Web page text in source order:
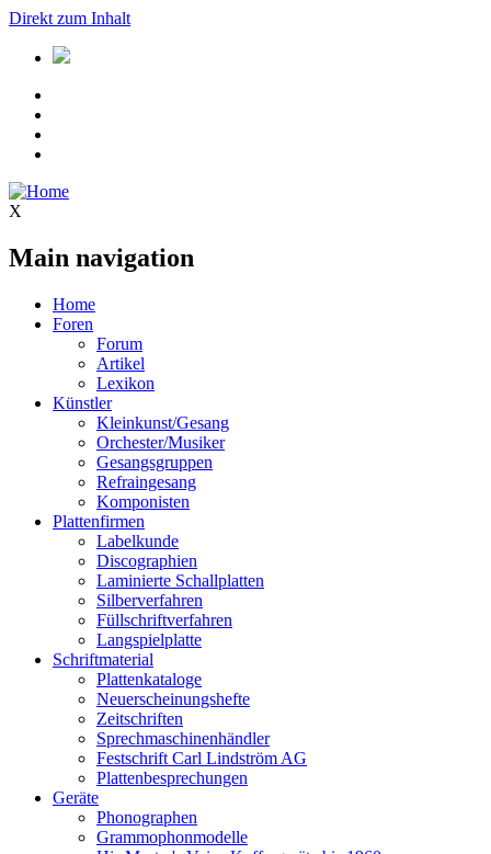
Direkt zum Inhalt
X
Main navigation
Home
Foren
Forum
Artikel
Lexikon
Künstler
Kleinkunst/Gesang
Orchester/Musiker
Gesangsgruppen
Refraingesang
Komponisten
Plattenfirmen
Labelkunde
Discographien
Laminierte Schallplatten
Silberverfahren
Füllschriftverfahren
Langspielplatte
Schriftmaterial
Plattenkataloge
Neuerscheinungshefte
Zeitschriften
Sprechmaschinenhändler
Festschrift Carl Lindström AG
Plattenbesprechungen
Geräte
Phonographen
Grammophonmodelle